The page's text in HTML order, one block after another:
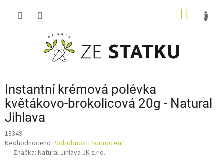
Instantní krémová polévka
květákovo-brokolicová 20g - Natural
Jihlava
13349
Průměrné
hodnocení
Neohodnoceno Podrobnosti hodnocení
Značka: Natural Jihlava JK s.r.o.